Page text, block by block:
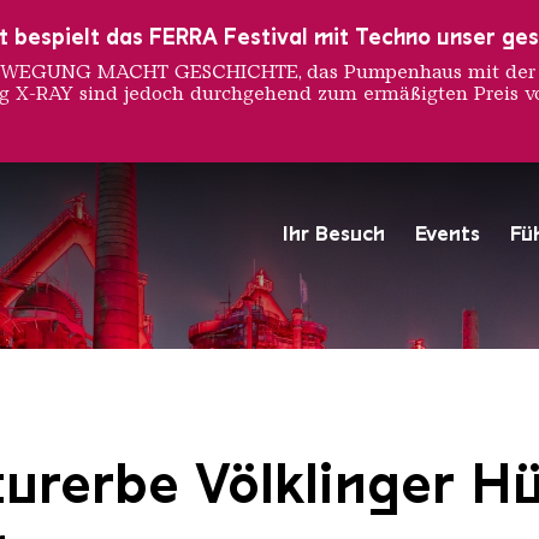
Ihr Besuch Events
Hochofengruppe in Rot
Copyright:
Völklinger
bespielt das FERRA Festival mit Techno unser
MACHT GESCHICHTE, das Pumpenhaus mit
RAY sind jedoch durchgehend zum ermäßigten Preis